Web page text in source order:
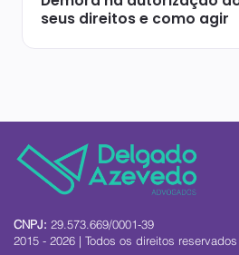
seus direitos e como agir
CNPJ: 29.573.669/0001-39
2015 - 2026 | Todos os direitos reservados